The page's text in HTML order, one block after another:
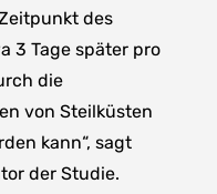
des
3 Tage später pro
die
von Steilküsten
kann“, sagt
der Studie.